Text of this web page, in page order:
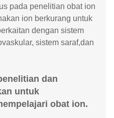
pada penelitian obat ion
ion berkurang untuk
dengan sistem
sistem saraf,dan
dan
untuk
obat ion.